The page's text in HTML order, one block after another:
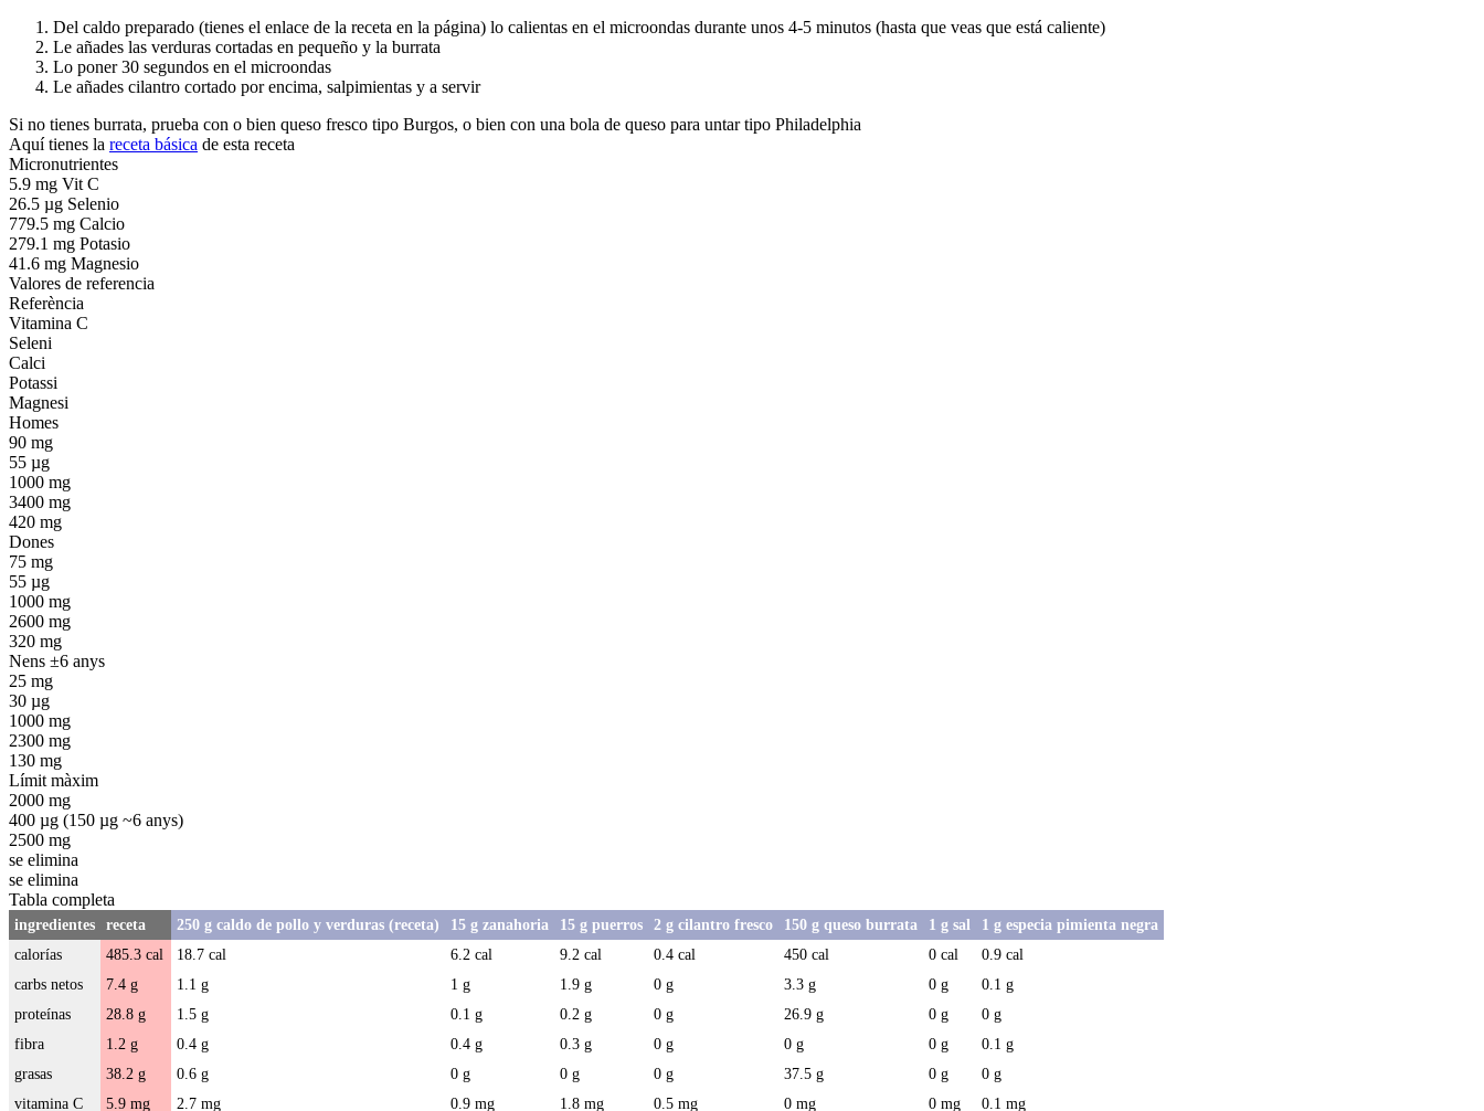
Del caldo preparado (tienes el enlace de la receta en la página) lo calientas en el microondas durante unos 4-5 minutos (hasta que veas que está caliente)
Le añades las verduras cortadas en pequeño y la burrata
Lo poner 30 segundos en el microondas
Le añades cilantro cortado por encima, salpimientas y a servir
Si no tienes burrata, prueba con o bien queso fresco tipo Burgos, o bien con una bola de queso para untar tipo Philadelphia
Aquí tienes la receta básica de esta receta
Micronutrientes
5.9 mg Vit C
26.5 µg Selenio
779.5 mg Calcio
279.1 mg Potasio
41.6 mg Magnesio
Valores de referencia
Referència
Vitamina C
Seleni
Calci
Potassi
Magnesi
Homes
90 mg
55 µg
1000 mg
3400 mg
420 mg
Dones
75 mg
55 µg
1000 mg
2600 mg
320 mg
Nens ±6 anys
25 mg
30 µg
1000 mg
2300 mg
130 mg
Límit màxim
2000 mg
400 µg (150 µg ~6 anys)
2500 mg
se elimina
se elimina
Tabla completa
ingredientes
calorías
carbs netos
proteínas
fibra
grasas
vitamina C
receta
485.3 cal
7.4 g
28.8 g
1.2 g
38.2 g
5.9 mg
250 g caldo de pollo y verduras (receta)
18.7 cal
1.1 g
1.5 g
0.4 g
0.6 g
2.7 mg
15 g zanahoria
6.2 cal
1 g
0.1 g
0.4 g
0 g
0.9 mg
15 g puerros
9.2 cal
1.9 g
0.2 g
0.3 g
0 g
1.8 mg
2 g cilantro fresco
0.4 cal
0 g
0 g
0 g
0 g
0.5 mg
150 g queso burrata
450 cal
3.3 g
26.9 g
0 g
37.5 g
0 mg
1 g sal
0 cal
0 g
0 g
0 g
0 g
0 mg
1 g especia pimienta negra
0.9 cal
0.1 g
0 g
0.1 g
0 g
0.1 mg